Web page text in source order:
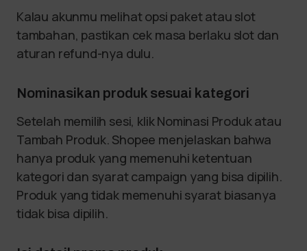
Kalau akunmu melihat opsi paket atau slot
tambahan, pastikan cek masa berlaku slot dan
aturan refund-nya dulu.
Nominasikan produk sesuai kategori
Setelah memilih sesi, klik Nominasi Produk atau
Tambah Produk. Shopee menjelaskan bahwa
hanya produk yang memenuhi ketentuan
kategori dan syarat campaign yang bisa dipilih.
Produk yang tidak memenuhi syarat biasanya
tidak bisa dipilih.